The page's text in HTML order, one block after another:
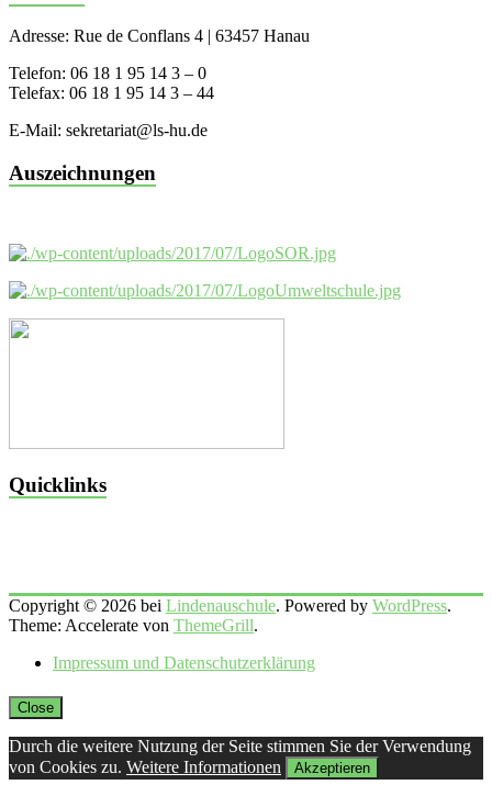
Adresse: Rue de Conflans 4 | 63457 Hanau
Telefon: 06 18 1 95 14 3 – 0
Telefax: 06 18 1 95 14 3 – 44
E-Mail: sekretariat@ls-hu.de
Auszeichnungen
Quicklinks
Copyright © 2026 bei Lindenauschule. Powered by WordPress.
Theme: Accelerate von ThemeGrill.
Impressum und Datenschutzerklärung
Close
Durch die weitere Nutzung der Seite stimmen Sie der Verwendung
von Cookies zu. Weitere Informationen Akzeptieren